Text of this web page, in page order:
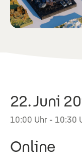
22. Juni
10:00 Uhr - 10:30
Online